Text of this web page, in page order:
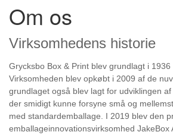
Om os
Virksomhedens historie
Grycksbo Box & Print blev grundlagt i
Virksomheden blev opkøbt i 2009 af de
grundlaget også blev lagt for udviklingen
der smidigt kunne forsyne små og
med standardemballage. I 2019 blev den
emballageinnovationsvirksomhed JakeBox